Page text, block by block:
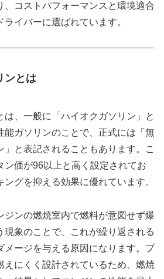
、コストパフォーマンスと環境適合
イバーに選ばれています。
ンとは
は、一般に「ハイオクガソリン」と
能ガソリンのことで、正式には「無
」と表記されることもあります。こ
ン価が96以上と高く設定されてお
ングを抑える効果に優れています。
ジンの燃焼室内で燃料が意図せず爆
現象のことで、これが繰り返される
メージを与える原因になります。プ
えにくく設計されているため、燃焼